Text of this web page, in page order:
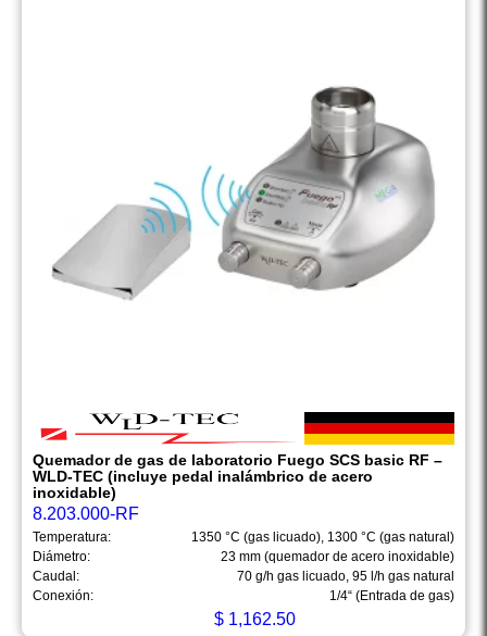
Quemador de gas de laboratorio Fuego SCS basic RF –
WLD-TEC (incluye pedal inalámbrico de acero
inoxidable)
8.203.000-RF
Temperatura:
1350 °C (gas licuado), 1300 °C (gas natural)
Diámetro:
23 mm (quemador de acero inoxidable)
Caudal:
70 g/h gas licuado, 95 l/h gas natural
Conexión:
1/4“ (Entrada de gas)
$1,162.50